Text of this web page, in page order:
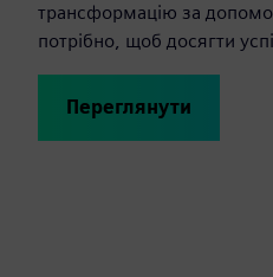
трансформацію за
потрібно, щоб досягти
Переглянути